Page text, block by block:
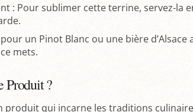
: Pour sublimer cette terrine, servez-la
un Pinot Blanc ou une bière d’Alsace
mets.
Produit ?
produit qui incarne les traditions